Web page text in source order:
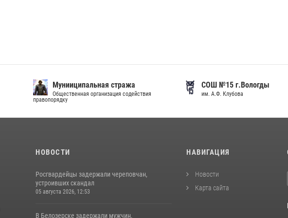
Мунииципальная стража
Общественная организация содействия
правопорядку
СОШ №15 г.Вологды
им. А.Ф. Клубова
НОВОСТИ
Росгвардейцы задержали череповчан,
устроивших скандал
05 августа 2026, 12:53
В Белозерске задержали мужчин,
НАВИГАЦИЯ
Новости
Карта сайта